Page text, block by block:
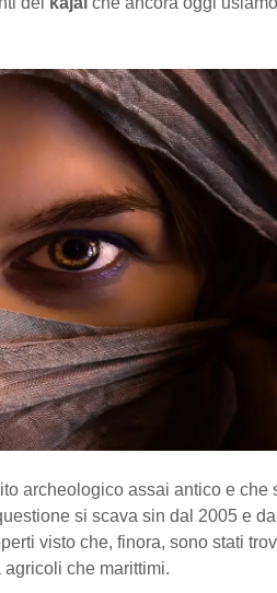
archeologico assai antico e che
si scava sin dal 2005 e
visto che, finora, sono stati
agricoli che marittimi.